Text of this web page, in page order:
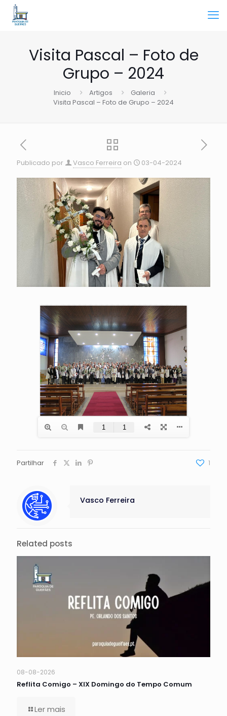
Visita Pascal – Foto de
Grupo – 2024
Inicio Artigos
Galeria
Visita Pascal – Foto de Grupo – 2024
Publicado por Vasco Ferreira on 03-04-2024
Partilhar 1
Vasco Ferreira
Related posts
08-08-2026
Reflita Comigo – XIX Domingo do Tempo Comum
Ler mais